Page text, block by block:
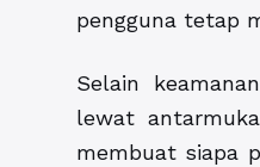
pengguna tetap
Selain
lewat
membuat siapa